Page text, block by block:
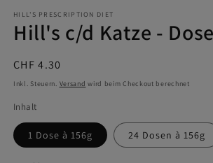
in
Modal
öffnen
HILL'S PRESCRIPTION DIET
Hill's c/d Katze -
Normaler
Preis
CHF 4.30
Inkl. Steuern. Versand wird beim Checkout berechnet
Inhalt
1 Dose à 156g 24 Dosen à 156g